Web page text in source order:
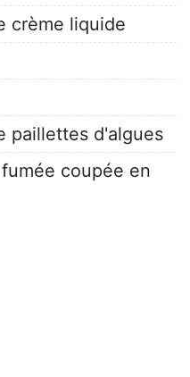
crème liquide
paillettes d'algues
coupée en